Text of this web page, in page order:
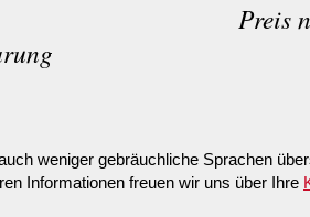
Preis
weniger gebräuchliche Sprachen
Informationen freuen wir uns über Ihre